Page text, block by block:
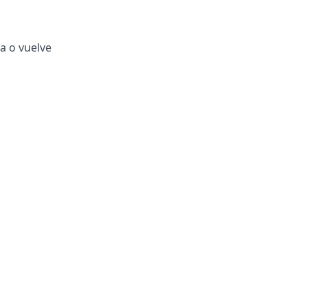
o vuelve